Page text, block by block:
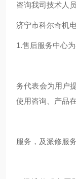
咨询我司技术人
济宁市科尔奇机
1.售后服务中心
务代表会为用户
使用咨询、产品
服务，及派修服